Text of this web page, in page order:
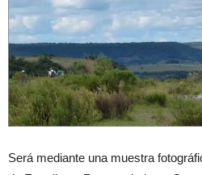
Será mediante una muestra